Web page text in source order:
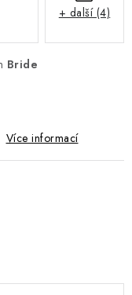
Bride
Více informací
+ další (4)